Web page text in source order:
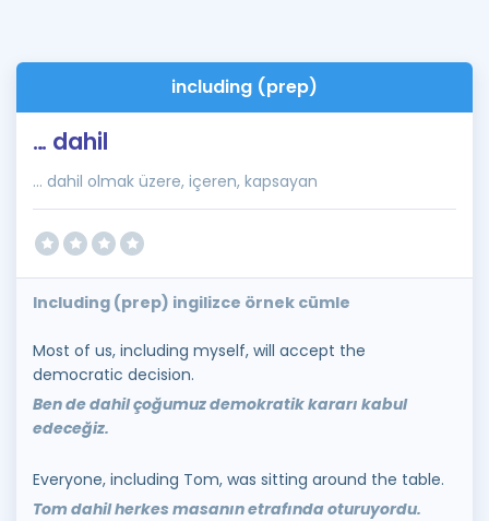
including (prep)
… dahil
… dahil olmak üzere, içeren, kapsayan
Including (prep) ingilizce örnek cümle
Most of us, including myself, will accept the
democratic decision.
Ben de dahil çoğumuz demokratik kararı kabul
edeceğiz.
Everyone, including Tom, was sitting around the table.
Tom dahil herkes masanın etrafında oturuyordu.